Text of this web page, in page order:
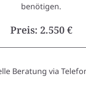
benötigen.
Preis: 2.550 €
Beratung via